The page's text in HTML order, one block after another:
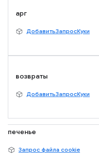
арг
ДобавитьЗапросКуки
возвраты
ДобавитьЗапросКуки
печенье
Запрос файла cookie